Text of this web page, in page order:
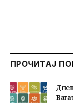
ПРОЧИТАЈ